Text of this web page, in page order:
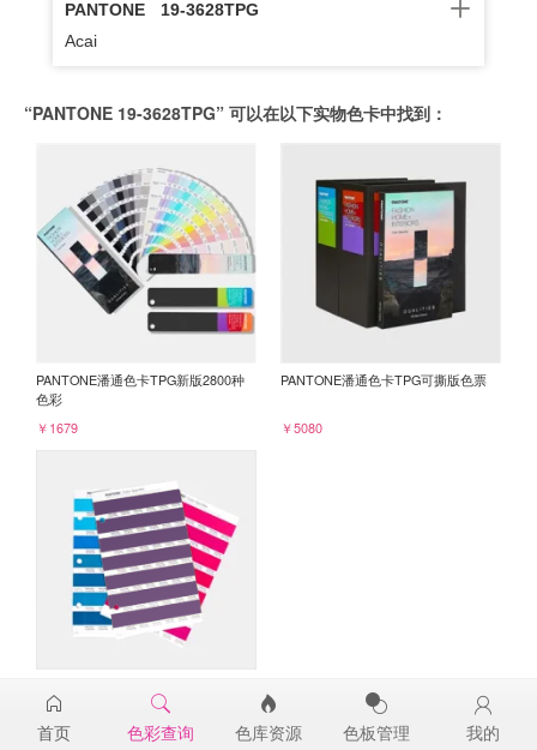
PANTONE
19-3628TPG
Acai
“PANTONE 19-3628TPG” 可以在以下实物色卡中找到：
PANTONE潘通色卡TPG新版2800种
色彩
￥1679
PANTONE潘通色卡TPG可撕版色票
￥5080
19-3628TPG
￥98
首页 色彩查询 色库资源 色板管理 我的